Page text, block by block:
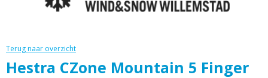
Terug naar overzicht
Hestra CZone Mountain 5 Finger